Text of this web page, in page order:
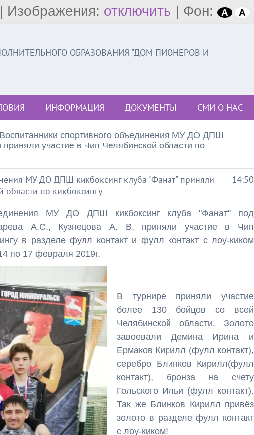
| Изображения: отключить | Фон: A A
ОБРАЗОВАНИЯ "ДОМ ПИОНЕРОВ И
ИНФОРМАЦИЯ ДОКУМЕНТЫ СМИ О НАС
спортивного объединения МУ ДО ДПШ
приняли участие в Чип Челябинской области по
14:50
МУ ДО ДПШ кикбоксинг клуба "Фанат" приняли
области по кикбоксингу
МУ ДО ДПШ кикбоксинг клуба "Фанат" под
А.С., Кузнецова А. В. приняли участие в Чип
в разделе фулл контакт и фулл контакт с лоу-киком
по 17 февраля 2019г.
В турнире приняли участие
более 130 бойцов со всей
Челябинской области. Золото
завоевали Демина Ирина и
Ермаков Кирилл (фулл контакт),
серебро Блинков Кирилл(фулл
контакт), бронза на счету
Гольского Ильи (фулл контакт).
Так же Блинков Кирилл привёз
золото в разделе фулл контакт
с лоу-киком!